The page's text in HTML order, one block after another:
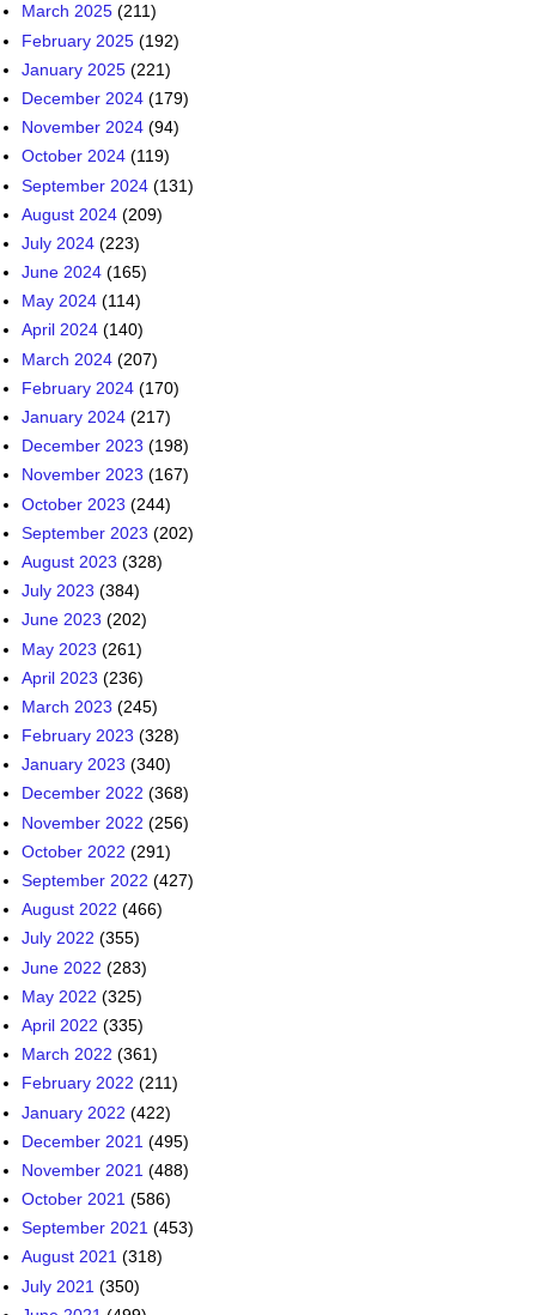
March 2025 (211)
February 2025 (192)
January 2025 (221)
December 2024 (179)
November 2024 (94)
October 2024 (119)
September 2024 (131)
August 2024 (209)
July 2024 (223)
June 2024 (165)
May 2024 (114)
April 2024 (140)
March 2024 (207)
February 2024 (170)
January 2024 (217)
December 2023 (198)
November 2023 (167)
October 2023 (244)
September 2023 (202)
August 2023 (328)
July 2023 (384)
June 2023 (202)
May 2023 (261)
April 2023 (236)
March 2023 (245)
February 2023 (328)
January 2023 (340)
December 2022 (368)
November 2022 (256)
October 2022 (291)
September 2022 (427)
August 2022 (466)
July 2022 (355)
June 2022 (283)
May 2022 (325)
April 2022 (335)
March 2022 (361)
February 2022 (211)
January 2022 (422)
December 2021 (495)
November 2021 (488)
October 2021 (586)
September 2021 (453)
August 2021 (318)
July 2021 (350)